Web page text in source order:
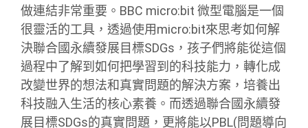
做連結非常重要。BBC micro:bit 微型電腦是一個
很靈活的工具，透過使用micro:bit來思考如何解
決聯合國永續發展目標SDGs，孩子們將能從這個
過程中了解到如何把學習到的科技能力，轉化成
改變世界的想法和真實問題的解決方案，培養出
科技融入生活的核心素養。而透過聯合國永續發
展目標SDGs的真實問題，更將能以PBL(問題導向